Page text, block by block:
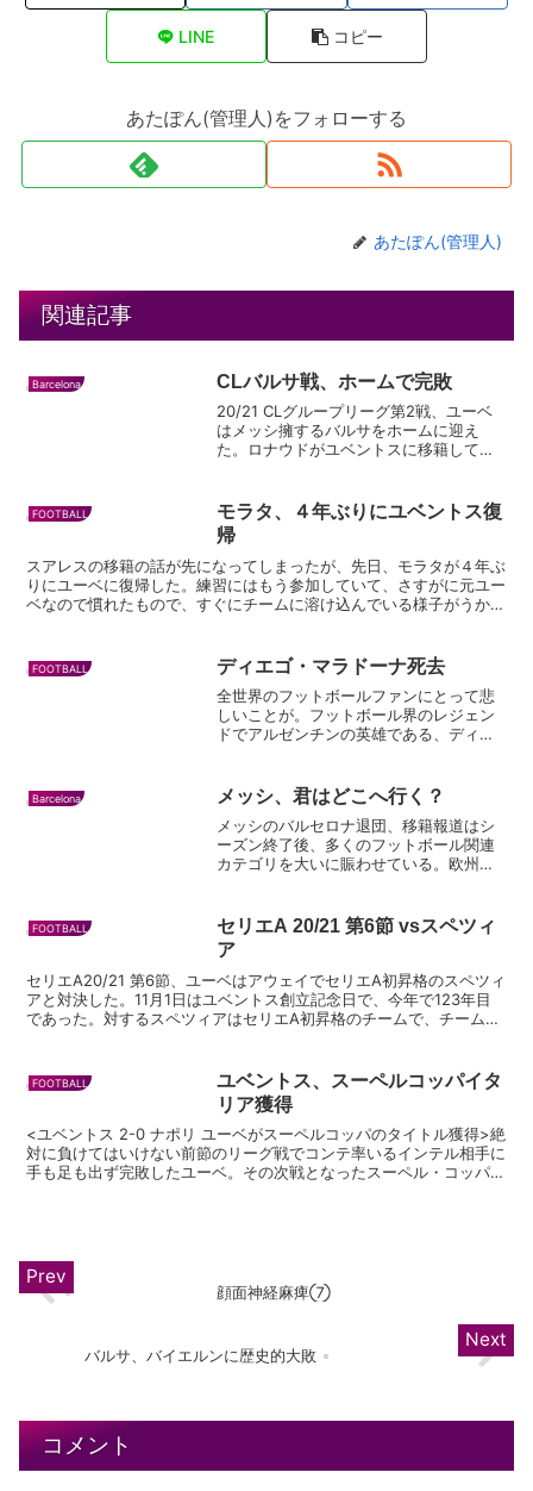
LINE コピー
あたぽん(管理人)をフォローする
あたぽん(管理人)
関連記事
Barcelona CLバルサ戦、ホームで完敗
20/21 CLグループリーグ第2戦、ユーベ
はメッシ擁するバルサをホームに迎え
た。ロナウドがユベントスに移籍して以
ウドが引き続きコロナ陽性によって実現
しなかった。 さてそ...
FOOTBALL
モラタ、４年ぶりにユベントス復
帰
スアレスの移籍の話が先になってしまったが、先日、モラタが４年ぶ
りにユーベに復帰した。練習にはもう参加していて、さすがに元ユー
ベなので慣れたもので、すぐにチームに溶け込んでいる様子がうかが
FOOTBALL ディエゴ・マラドーナ死去
全世界のフットボールファンにとって悲
しいことが。フットボール界のレジェン
ドでアルゼンチンの英雄である、ディエ
1986年のメキシコワールドカップで母国
アルゼンチンを197...
Barcelona メッシ、君はどこへ行く？
メッシのバルセロナ退団、移籍報道はシ
ーズン終了後、多くのフットボール関連
カテゴリを大いに賑わせている。欧州フ
的で、移籍先はマンチェスターシティが
最も有力視されている。監...
FOOTBALL
セリエA 20/21 第6節 vsスペツィ
ア
セリエA20/21 第6節、ユーベはアウェイでセリエA初昇格のスペツィ
アと対決した。11月1日はユベントス創立記念日で、今年で123年目
であった。対するスペツィアはセリエA初昇格のチームで、チームカ
FOOTBALL
ユベントス、スーペルコッパイタ
リア獲得
<ユベントス 2-0 ナポリ ユーベがスーペルコッパのタイトル獲得>絶
対に負けてはいけない前節のリーグ戦でコンテ率いるインテル相手に
手も足も出ず完敗したユーベ。その次戦となったスーペル・コッパ・
顔面神経麻痺⑦
バルサ、バイエルンに歴史的大敗
コメント